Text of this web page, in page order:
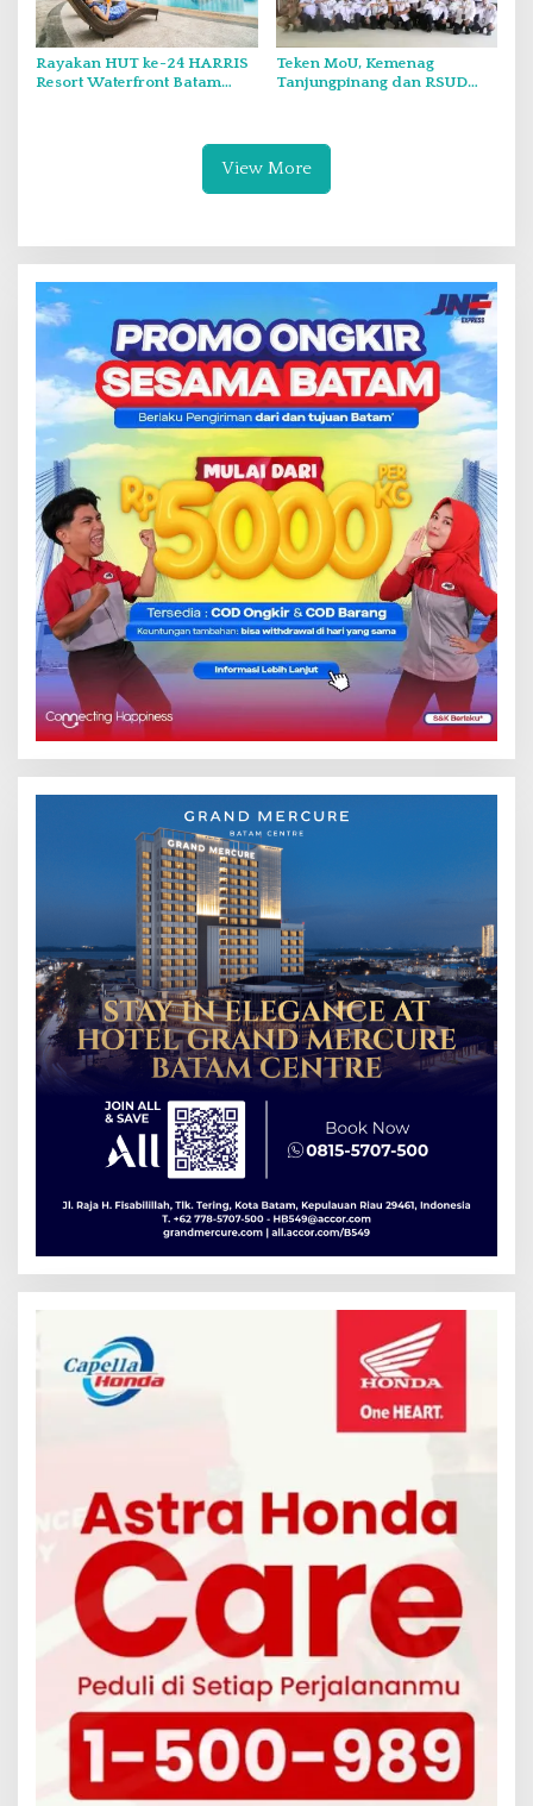
Rayakan HUT ke-24 HARRIS
Resort Waterfront Batam
Teken MoU, Kemenag
Tanjungpinang dan RSUD
View More